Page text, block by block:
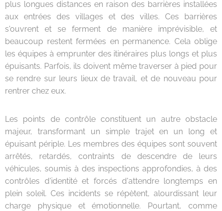
plus longues distances en raison des barrières installées
aux entrées des villages et des villes. Ces barrières
s'ouvrent et se ferment de manière imprévisible, et
beaucoup restent fermées en permanence. Cela oblige
les équipes à emprunter des itinéraires plus longs et plus
épuisants. Parfois, ils doivent même traverser à pied pour
se rendre sur leurs lieux de travail, et de nouveau pour
rentrer chez eux.
Les points de contrôle constituent un autre obstacle
majeur, transformant un simple trajet en un long et
épuisant périple. Les membres des équipes sont souvent
arrêtés, retardés, contraints de descendre de leurs
véhicules, soumis à des inspections approfondies, à des
contrôles d'identité et forcés d'attendre longtemps en
plein soleil. Ces incidents se répètent, alourdissant leur
charge physique et émotionnelle. Pourtant, comme